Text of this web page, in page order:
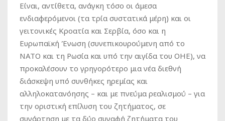
Είναι, αντίθετα, ανάγκη τόσο οι άμεσα
ενδιαφερόμενοι (τα τρία συστατικά μέρη) και οι
γειτονικές Κροατία και Σερβία, όσο και η
Ευρωπαϊκή Ένωση (συνεπικουρούμενη από το
ΝΑΤΟ και τη Ρωσία και υπό την αιγίδα του ΟΗΕ), να
προκαλέσουν το γρηγορότερο μια νέα διεθνή
διάσκεψη υπό συνθήκες ηρεμίας και
αλληλοκατανόησης – και με πνεύμα ρεαλισμού – για
την οριστική επίλυση του ζητήματος, σε
συνάρτηση με τα δύο συναφή ζητήματα του